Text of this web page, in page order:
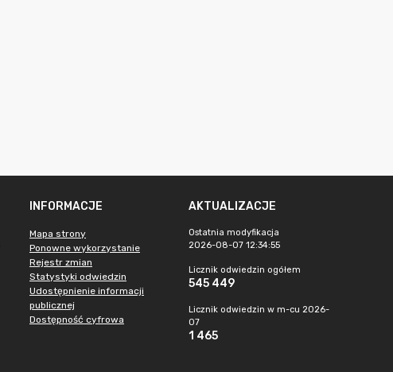
INFORMACJE
Mapa strony
Ponowne wykorzystanie
Rejestr zmian
Statystyki odwiedzin
Udostępnienie informacji
publicznej
Dostępność cyfrowa
AKTUALIZACJE
Ostatnia modyfikacja
2026-08-07 12:34:55
Licznik odwiedzin ogółem
545 449
Licznik odwiedzin w m-cu 2026-
07
1 465